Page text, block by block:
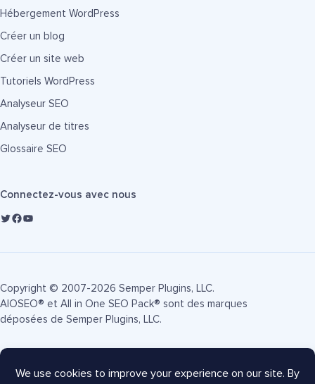
Hébergement WordPress
Créer un blog
Créer un site web
Tutoriels WordPress
Analyseur SEO
Analyseur de titres
Glossaire SEO
Connectez-vous avec nous
Copyright © 2007-2026 Semper Plugins, LLC.
AIOSEO® et All in One SEO Pack® sont des marques
déposées de Semper Plugins, LLC.
Conditions d'utilisation
Divulgation FTC
Plan du site Coupon AIOSEO